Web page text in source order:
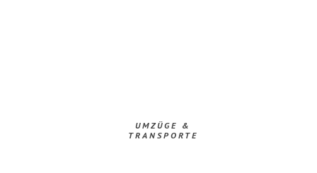
UMZÜGE &
TRANSPORTE